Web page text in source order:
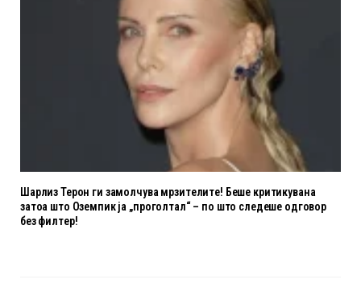
Шарлиз Терон ги замолчува мрзителите! Беше критикувана
затоа што Оземпик ја „проголтал“ – по што следеше одговор
без филтер!